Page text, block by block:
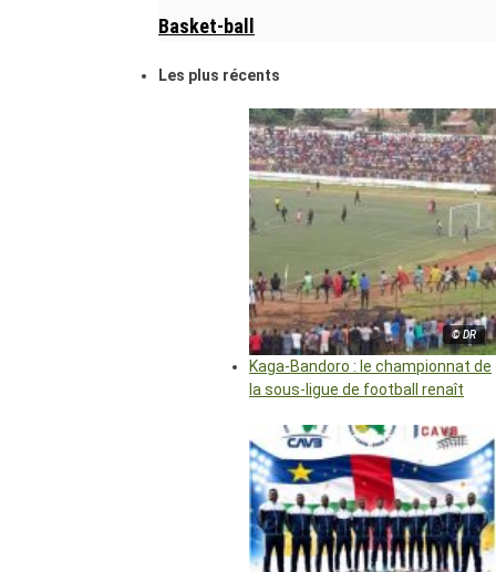
Basket-ball
Les plus récents
© DR
Kaga-Bandoro : le championnat de
la sous-ligue de football renaît